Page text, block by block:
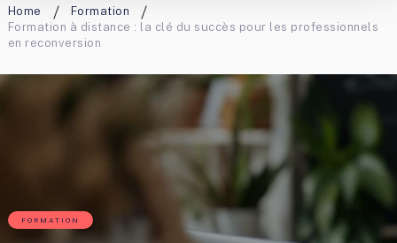
Home
Formation
Formation à distance : la clé du succès pour les professionnels
en reconversion
FORMATION